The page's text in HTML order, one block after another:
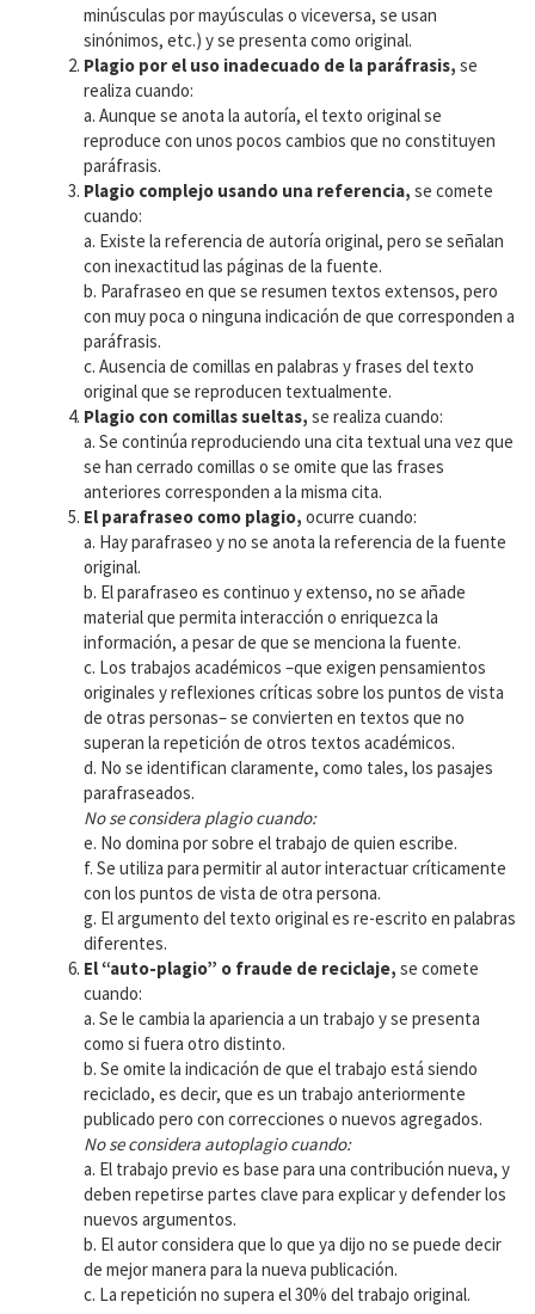
minúsculas por mayúsculas o viceversa, se usan
sinónimos, etc.) y se presenta como original.
Plagio por el uso inadecuado de la paráfrasis, se
realiza cuando:
a. Aunque se anota la autoría, el texto original se
reproduce con unos pocos cambios que no constituyen
paráfrasis.
Plagio complejo usando una referencia, se comete
cuando:
a. Existe la referencia de autoría original, pero se señalan
con inexactitud las páginas de la fuente.
b. Parafraseo en que se resumen textos extensos, pero
con muy poca o ninguna indicación de que corresponden a
paráfrasis.
c. Ausencia de comillas en palabras y frases del texto
original que se reproducen textualmente.
Plagio con comillas sueltas, se realiza cuando:
a. Se continúa reproduciendo una cita textual una vez que
se han cerrado comillas o se omite que las frases
anteriores corresponden a la misma cita.
El parafraseo como plagio, ocurre cuando:
a. Hay parafraseo y no se anota la referencia de la fuente
original.
b. El parafraseo es continuo y extenso, no se añade
material que permita interacción o enriquezca la
información, a pesar de que se menciona la fuente.
c. Los trabajos académicos –que exigen pensamientos
originales y reflexiones críticas sobre los puntos de vista
de otras personas– se convierten en textos que no
superan la repetición de otros textos académicos.
d. No se identifican claramente, como tales, los pasajes
parafraseados.
No se considera plagio cuando:
e. No domina por sobre el trabajo de quien escribe.
f. Se utiliza para permitir al autor interactuar críticamente
con los puntos de vista de otra persona.
g. El argumento del texto original es re-escrito en palabras
diferentes.
El “auto-plagio” o fraude de reciclaje, se comete
cuando:
a. Se le cambia la apariencia a un trabajo y se presenta
como si fuera otro distinto.
b. Se omite la indicación de que el trabajo está siendo
reciclado, es decir, que es un trabajo anteriormente
publicado pero con correcciones o nuevos agregados.
No se considera autoplagio cuando:
a. El trabajo previo es base para una contribución nueva, y
deben repetirse partes clave para explicar y defender los
nuevos argumentos.
b. El autor considera que lo que ya dijo no se puede decir
de mejor manera para la nueva publicación.
c. La repetición no supera el 30% del trabajo original.